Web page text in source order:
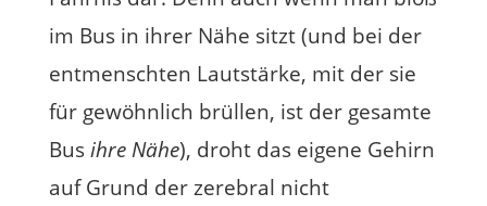
im Bus in ihrer Nähe sitzt (und bei der
entmenschten Lautstärke, mit der sie
für gewöhnlich brüllen, ist der gesamte
Busihre Nähe), droht das eigene Gehirn
auf Grund der zerebral nicht